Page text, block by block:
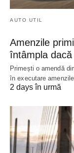
AUTO UTIL
Amenzile
întâmpla dacă
Primești o amendă
în executare
2 days în urmă